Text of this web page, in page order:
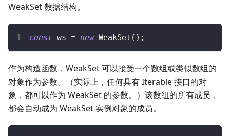
WeakSet 数据结构。
const ws = new WeakSet ( ) ;
作为构造函数，WeakSet 可以接受一个数组或类似数组的
对象作为参数。（实际上，任何具有 Iterable 接口的对
象，都可以作为 WeakSet 的参数。）该数组的所有成员，
都会自动成为 WeakSet 实例对象的成员。